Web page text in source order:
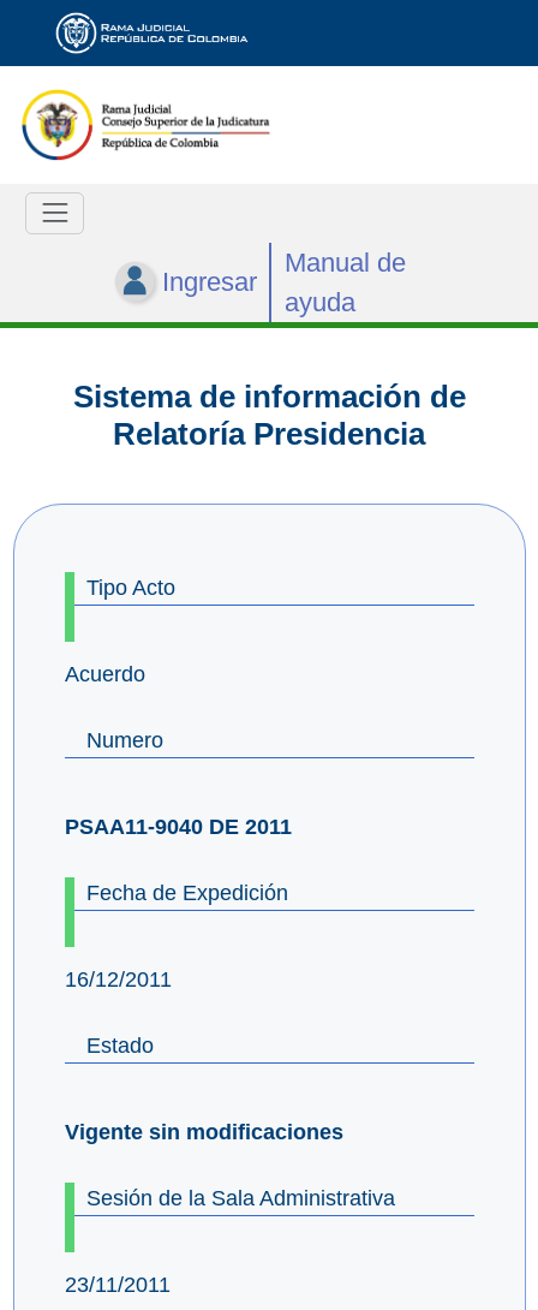
Ingresar
Manual de
ayuda
Sistema de información de
Relatoría Presidencia
Tipo Acto
Acuerdo
Numero
PSAA11-9040 DE 2011
Fecha de Expedición
16/12/2011
Estado
Vigente sin modificaciones
Sesión de la Sala Administrativa
23/11/2011